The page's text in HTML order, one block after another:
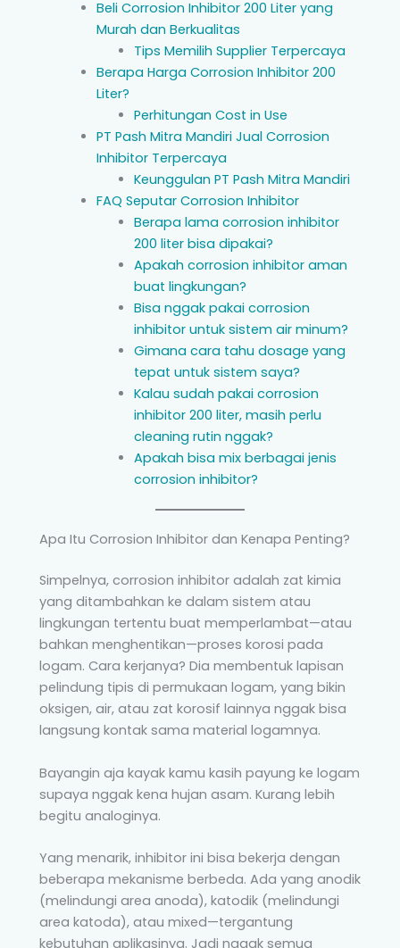
Beli Corrosion Inhibitor 200 Liter yang
Murah dan Berkualitas
Tips Memilih Supplier Terpercaya
Berapa Harga Corrosion Inhibitor 200
Liter?
Perhitungan Cost in Use
PT Pash Mitra Mandiri Jual Corrosion
Inhibitor Terpercaya
Keunggulan PT Pash Mitra Mandiri
FAQ Seputar Corrosion Inhibitor
Berapa lama corrosion inhibitor
200 liter bisa dipakai?
Apakah corrosion inhibitor aman
buat lingkungan?
Bisa nggak pakai corrosion
inhibitor untuk sistem air minum?
Gimana cara tahu dosage yang
tepat untuk sistem saya?
Kalau sudah pakai corrosion
inhibitor 200 liter, masih perlu
cleaning rutin nggak?
Apakah bisa mix berbagai jenis
corrosion inhibitor?
Apa Itu Corrosion Inhibitor dan Kenapa Penting?
Simpelnya, corrosion inhibitor adalah zat kimia
yang ditambahkan ke dalam sistem atau
lingkungan tertentu buat memperlambat—atau
bahkan menghentikan—proses korosi pada
logam. Cara kerjanya? Dia membentuk lapisan
pelindung tipis di permukaan logam, yang bikin
oksigen, air, atau zat korosif lainnya nggak bisa
langsung kontak sama material logamnya.
Bayangin aja kayak kamu kasih payung ke logam
supaya nggak kena hujan asam. Kurang lebih
begitu analoginya.
Yang menarik, inhibitor ini bisa bekerja dengan
beberapa mekanisme berbeda. Ada yang anodik
(melindungi area anoda), katodik (melindungi
area katoda), atau mixed—tergantung
kebutuhan aplikasinya. Jadi nggak semua